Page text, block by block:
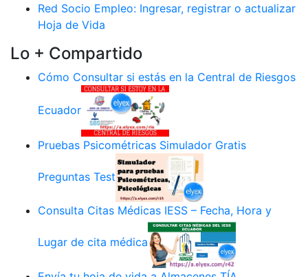
Red Socio Empleo: Ingresar, registrar o actualizar
Hoja de Vida
Lo + Compartido
Cómo Consultar si estás en la Central de Riesgos
Ecuador
Pruebas Psicométricas Simulador Gratis
Preguntas Test
Consulta Citas Médicas IESS – Fecha, Hora y
Lugar de cita médica